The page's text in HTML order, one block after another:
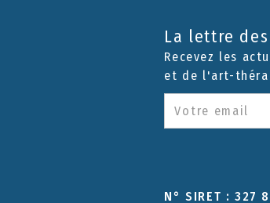
La lettre
Recevez les
et de l'art-
N° SIRET : 327